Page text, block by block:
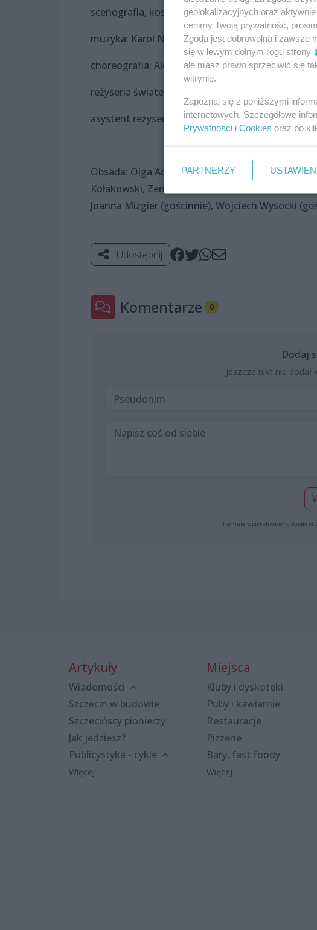
scenografia, kostiumy: Aleksandra Grabowska
muzyka: Karol Nepelski, Oktawia Pączkowska
choreografia: Aleksander Kopański
reżyseria świateł: Monika Stolarska
asystent reżysera: Natalie Brodzińska
Obsada: Olga Adamska, Dorota Chrulska, Natalie
Kołakowski, Zenon Klaus, Karol Olszewski,
Joanna Mizgier (gościnnie), Wojciech Wysocki
Udostępnij
Komentarze 0
Dodaj
Jeszcze nikt nie
Formularz jest chroniony dzięki
Artykuły
Wiadomości
Szczecin w budowie
Szczecińscy pionierzy
Jak jedziesz?
Publicystyka - cykle
Więcej
Miejsca
Kluby i dyskoteki
Puby i kawiarnie
Restauracje
Pizzerie
Bary, fast foody
Więcej
geolokalizacyjnych oraz
cenimy Twoją prywatność,
Zgoda jest dobrowolna i zawsze
się w lewym dolnym rogu strony
ale masz prawo sprzeciwić się
witrynie.
Zapoznaj się z poniższymi
internetowych. Szczegółowe
Prywatności i Cookies oraz po
PARTNERZY